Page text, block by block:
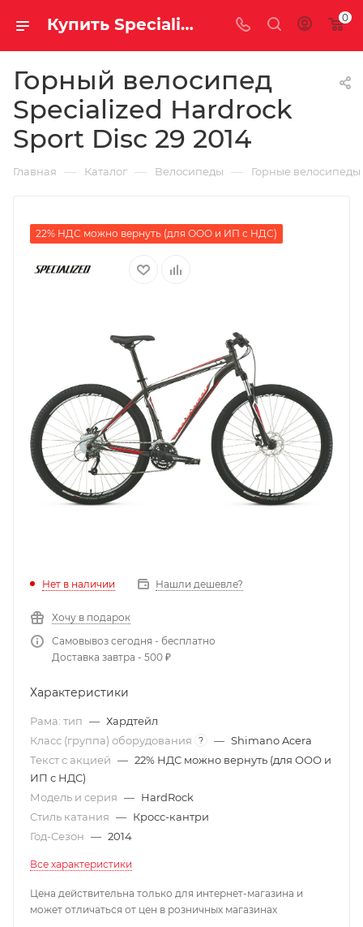
Купить Specialized Hardrock Sport Disc 29 2014 за рублей, а со скидкой 0
Горный велосипед
Specialized Hardrock
Sport Disc 29 2014
Главная — Каталог — Велосипеды — Горные велосипеды
22% НДС можно вернуть (для ООО и ИП с НДС)
Нет в наличии Нашли дешевле?
Хочу в подарок
Самовывоз сегодня - бесплатно
Доставка завтра - 500 ₽
Характеристики
Рама: тип — Хардтейл
Класс (группа) оборудования
? — Shimano Acera
Текст с акцией — 22% НДС можно вернуть (для ООО и
ИП с НДС)
Модель и серия — HardRock
Стиль катания — Кросс-кантри
Год-Сезон — 2014
Все характеристики
Цена действительна только для интернет-магазина и
может отличаться от цен в розничных магазинах